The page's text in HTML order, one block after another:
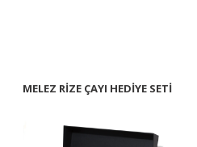
MELEZ RİZE ÇAYI HEDİYE SETİ